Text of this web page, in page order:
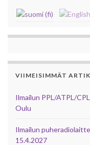
VIIMEISIMMÄT
Ilmailun PPL/ATPL/
Oulu
Ilmailun
15.4.2027